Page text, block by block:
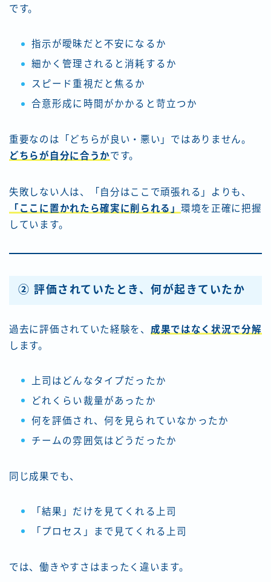
です。
指示が曖昧だと不安になるか
細かく管理されると消耗するか
スピード重視だと焦るか
合意形成に時間がかかると苛立つか
重要なのは「どちらが良い・悪い」ではありません。
どちらが自分に合うかです。
失敗しない人は、「自分はここで頑張れる」よりも、
「ここに置かれたら確実に削られる」 環境を正確に把握
しています。
② 評価されていたとき、何が起きていたか
過去に評価されていた経験を、 成果ではなく状況で分解
します。
上司はどんなタイプだったか
どれくらい裁量があったか
何を評価され、何を見られていなかったか
チームの雰囲気はどうだったか
同じ成果でも、
「結果」だけを見てくれる上司
「プロセス」まで見てくれる上司
では、働きやすさはまったく違います。